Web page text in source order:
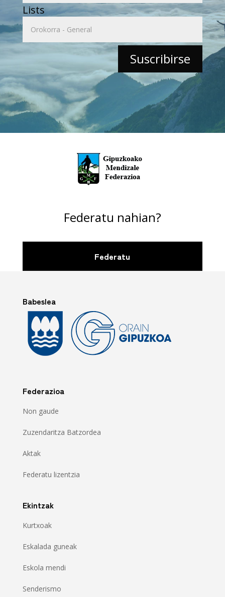
Lists
Federatu nahian?
Federatu
Babeslea
Federazioa
Non gaude
Zuzendaritza Batzordea
Aktak
Federatu lizentzia
Ekintzak
Kurtxoak
Eskalada guneak
Eskola mendi
Senderismo